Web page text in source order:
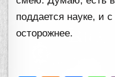
поддается науке, и
осторожнее.